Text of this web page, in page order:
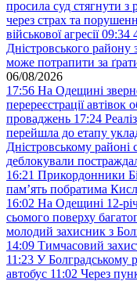
просила суд стягнути з
через страх та
військової агресії 09:34
Дністровського району
може потрапити за
06/08/2026
17:56 На Одещині
перереєстрації
проваджень 17:24
перейшла до етапу
Дністровському
деблокували
16:21 Прикордонники
пам’ять побратима
16:02 На Одещині 12-
сьомого поверху
молодий захисник з
14:09 Тимчасовий
11:23 У Болградському
автобус 11:02 Через